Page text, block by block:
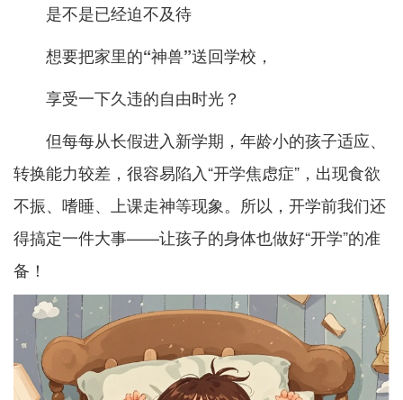
是不是已经迫不及待
想要把家里的“神兽”送回学校，
享受一下久违的自由时光？
但每每从长假进入新学期，年龄小的孩子适应、
转换能力较差，很容易陷入“开学焦虑症”，出现食欲
不振、嗜睡、上课走神等现象。所以，开学前我们还
得搞定一件大事——让孩子的身体也做好“开学”的准
备！